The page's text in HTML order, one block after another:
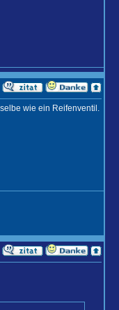
wie ein Reifenventil.